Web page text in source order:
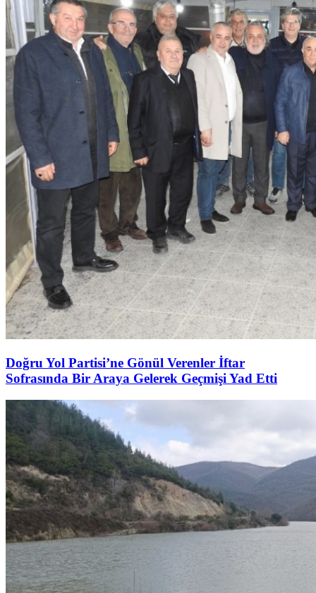
Doğru Yol Partisi’ne Gönül Verenler İftar
Sofrasında Bir Araya Gelerek Geçmişi Yad Etti